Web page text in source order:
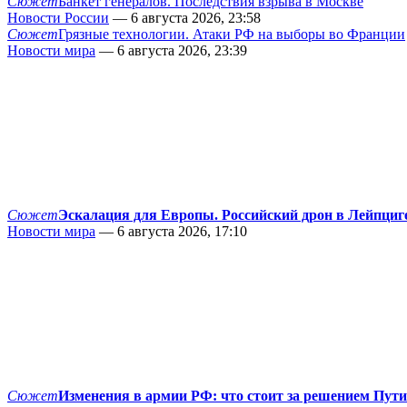
Новости России — 6 августа 2026, 23:58
СюжетГрязные технологии. Атаки РФ на выборы во Франции
Новости мира — 6 августа 2026, 23:39
СюжетЭскалация для Европы. Российский дрон в
Новости мира — 6 августа 2026, 17:10
СюжетИзменения в армии РФ: что стоит за решением